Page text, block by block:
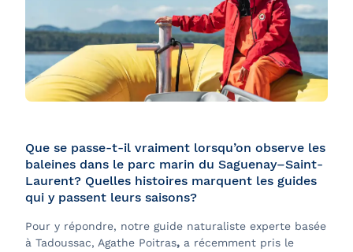
Que se passe-t-il vraiment lorsqu’on observe les
baleines dans le parc marin du Saguenay–Saint-
Laurent? Quelles histoires marquent les guides
qui y passent leurs saisons?
Pour y répondre, notre guide naturaliste experte basée
à Tadoussac, Agathe Poitras, a récemment pris le